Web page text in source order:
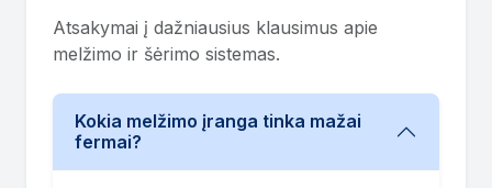
Atsakymai į dažniausius klausimus apie
melžimo ir šėrimo sistemas.
Kokia melžimo įranga tinka mažai
fermai?